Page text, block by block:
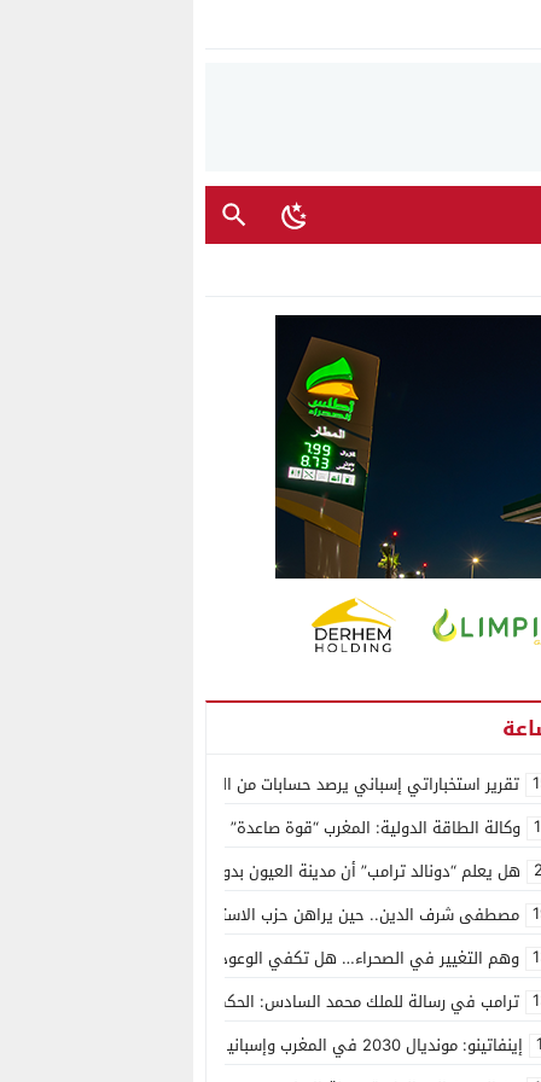
تقرير استخباراتي إسباني يرصد حسابات من الجزائر وأرقاما بـ”213+” ضمن حملة رقمية منظمة حرّضت على اقتحام سبتة
وكالة الطاقة الدولية: المغرب “قوة صاعدة” في سوق المعادن الاستراتيجية
هل يعلم “دونالد ترامب” أن مدينة العيون بدون ماء؟
مصطفى شرف الدين.. حين يراهن حزب الاستقلال على الكفاءة ويمنح الشباب
وهم التغيير في الصحراء… هل تكفي الوعود الفارغة لصناعة الواقع؟
ترامب في رسالة للملك محمد السادس: الحكم الذاتي هو الأساس الوحيد لحل
إينفاتينو: مونديال 2030 في المغرب وإسبانيا والبرتغال سيكون “الأجمل في التاريخ”